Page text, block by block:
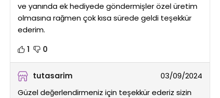
ve yanında ek hediyede göndermişler özel üretim
olmasına rağmen çok kısa sürede geldi teşekkür
ederim.
1
0
tutasarim
03/09/2024
Güzel değerlendirmeniz için teşekkür ederiz sizin